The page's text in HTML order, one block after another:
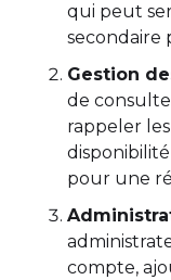
qui peut
secondaire
Gestion
de
rappeler
pour une
compte,